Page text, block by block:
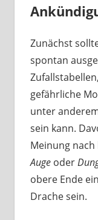
Zunächst
spontan
gefährliche
unter
sein kann.
Meinung nach
Augeoder
obere Ende
Drache sein.